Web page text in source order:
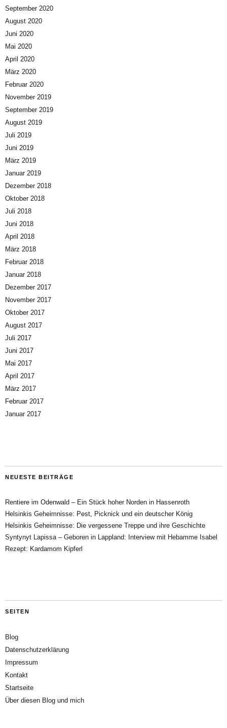
September 2020
August 2020
Juni 2020
Mai 2020
April 2020
März 2020
Februar 2020
November 2019
September 2019
August 2019
Juli 2019
Juni 2019
März 2019
Januar 2019
Dezember 2018
Oktober 2018
Juli 2018
Juni 2018
April 2018
März 2018
Februar 2018
Januar 2018
Dezember 2017
November 2017
Oktober 2017
August 2017
Juli 2017
Juni 2017
Mai 2017
April 2017
März 2017
Februar 2017
Januar 2017
NEUESTE BEITRÄGE
Rentiere im Odenwald – Ein Stück hoher Norden in Hassenroth
Helsinkis Geheimnisse: Pest, Picknick und ein deutscher König
Helsinkis Geheimnisse: Die vergessene Treppe und ihre Geschichte
Syntynyt Lapissa – Geboren in Lappland: Interview mit Hebamme Isabel
Rezept: Kardamom Kipferl
SEITEN
Blog
Datenschutzerklärung
Impressum
Kontakt
Startseite
Über diesen Blog und mich